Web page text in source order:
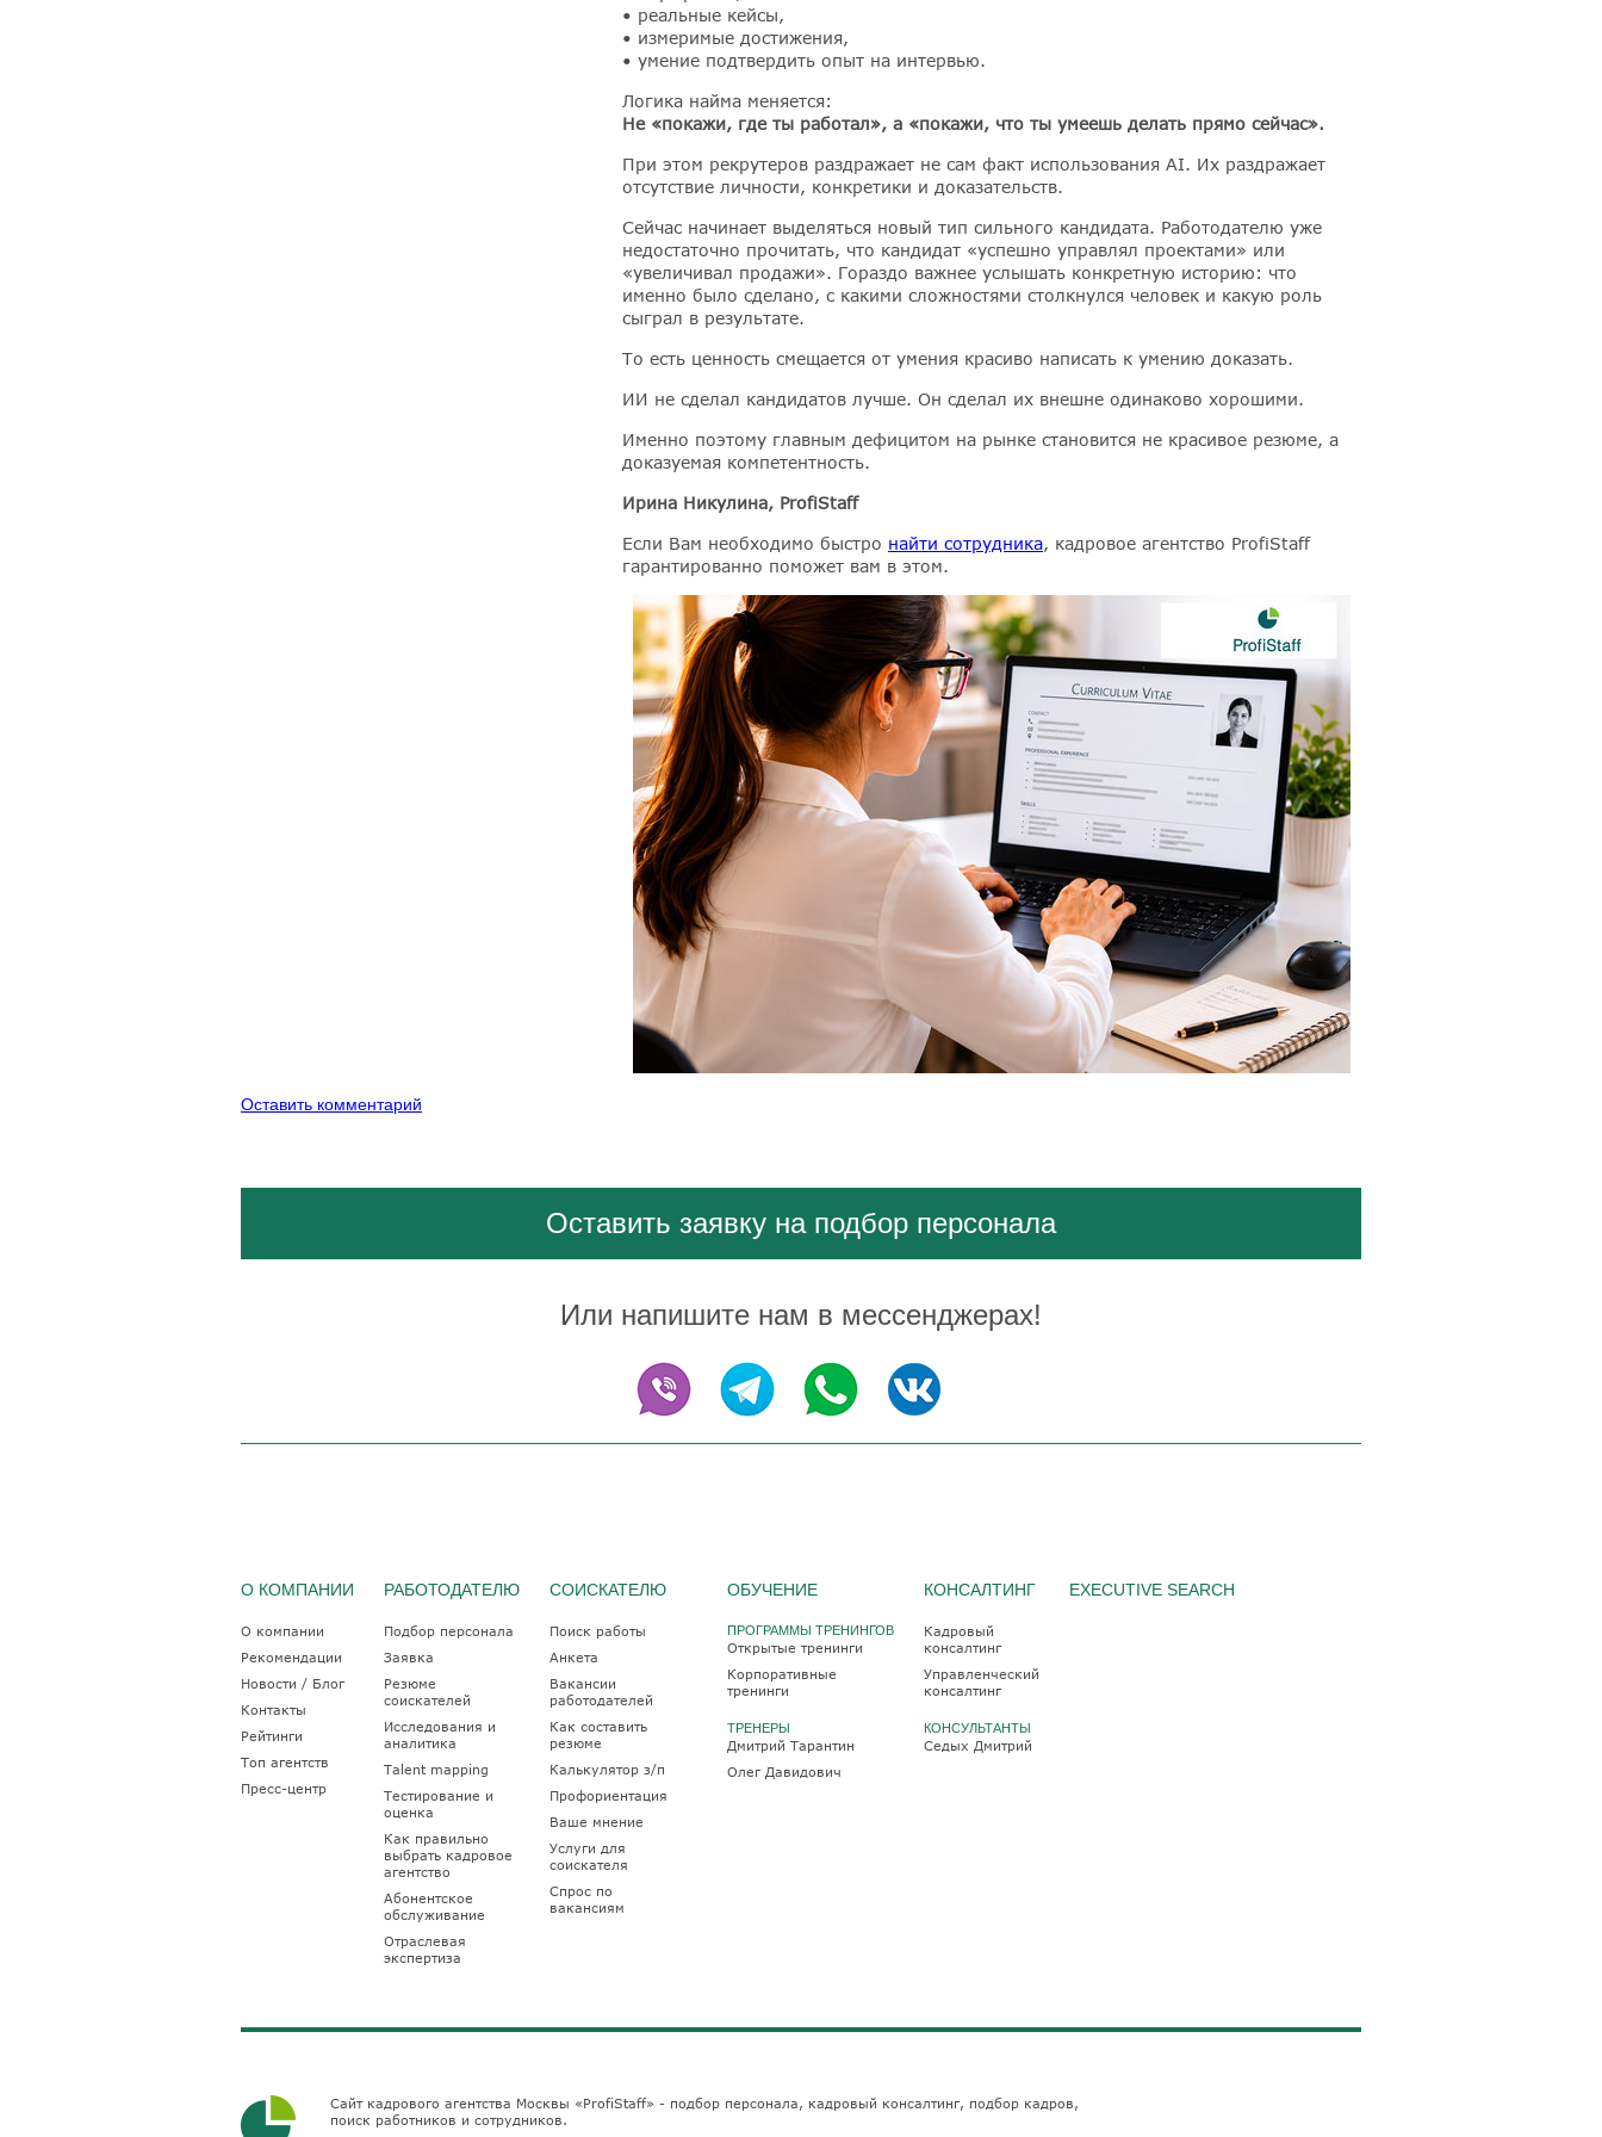
• реальные кейсы,
• измеримые достижения,
• умение подтвердить опыт на интервью.
️Логика найма меняется:
Не «покажи, где ты работал», а «покажи, что ты умеешь делать прямо сейчас».
️При этом рекрутеров раздражает не сам факт использования AI. Их раздражает
отсутствие личности, конкретики и доказательств.
️Сейчас начинает выделяться новый тип сильного кандидата. Работодателю уже
недостаточно прочитать, что кандидат «успешно управлял проектами» или
«увеличивал продажи». Гораздо важнее услышать конкретную историю: что
именно было сделано, с какими сложностями столкнулся человек и какую роль
сыграл в результате.
️То есть ценность смещается от умения красиво написать к умению доказать.
️ИИ не сделал кандидатов лучше. Он сделал их внешне одинаково хорошими.
️Именно поэтому главным дефицитом на рынке становится не красивое резюме, а
доказуемая компетентность.
Ирина Никулина, ProfiStaff
️Если Вам необходимо быстро найти сотрудника, кадровое агентство ProfiStaff
гарантированно поможет вам в этом.
Оставить комментарий
Оставить заявку на подбор персонала
Или напишите нам в мессенджерах!
О КОМПАНИИ
О компании
Рекомендации
Новости / Блог
Контакты
Рейтинги
Топ агентств
Пресс-центр
РАБОТОДАТЕЛЮ
Подбор персонала
Заявка
Резюме
соискателей
Исследования и
аналитика
Talent mapping
Тестирование и
оценка
Как правильно
выбрать кадровое
агентство
Абонентское
обслуживание
Отраслевая
экспертиза
СОИСКАТЕЛЮ
Поиск работы
Анкета
Вакансии
работодателей
Как составить
резюме
Калькулятор з/п
Профориентация
Ваше мнение
Услуги для
соискателя
Спрос по
вакансиям
ОБУЧЕНИЕ
ПРОГРАММЫ ТРЕНИНГОВ
Открытые тренинги
Корпоративные
тренинги
ТРЕНЕРЫ
Дмитрий Тарантин
Олег Давидович
КОНСАЛТИНГ
Кадровый
консалтинг
Управленческий
консалтинг
КОНСУЛЬТАНТЫ
Седых Дмитрий
EXECUTIVE SEARCH
Сайт кадрового агентства Москвы «ProfiStaff» - подбор персонала, кадровый консалтинг, подбор кадров,
поиск работников и сотрудников.